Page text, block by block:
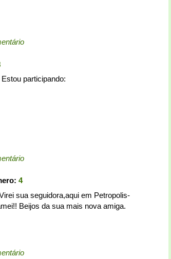
participando:
4
sua seguidora,aqui em Petropolis-
Beijos da sua mais nova amiga.